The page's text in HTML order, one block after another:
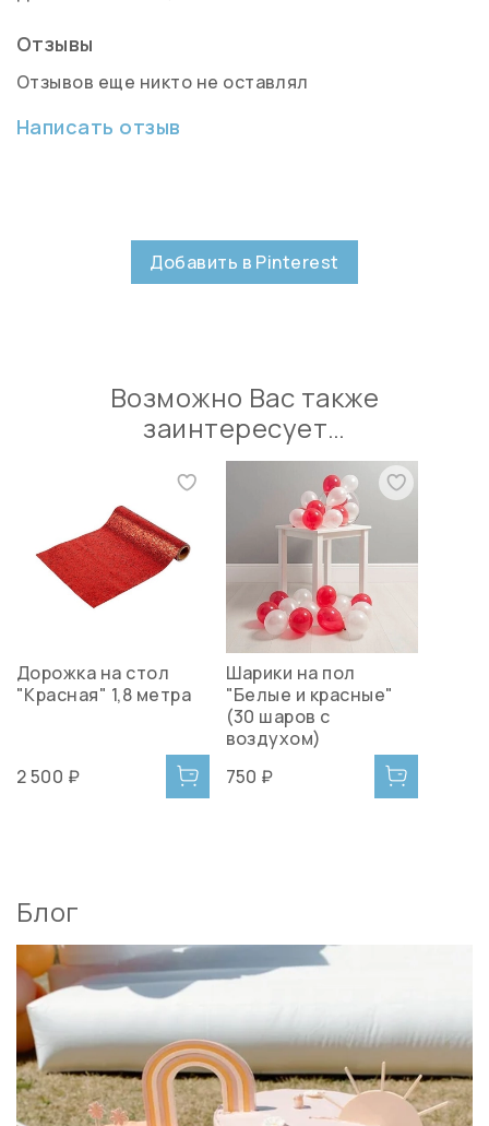
Отзывы
Отзывов еще никто не оставлял
Написать отзыв
Добавить в Pinterest
Возможно Вас также
заинтересует…
Дорожка на стол
"Красная" 1,8 метра
2 500 ₽
Шарики на пол
"Белые и красные"
(30 шаров с
воздухом)
750 ₽
Блог